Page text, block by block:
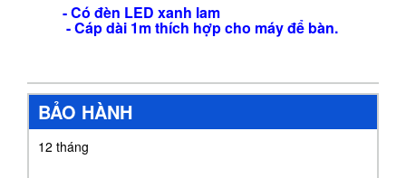
- Có đèn LED xanh lam
- Cáp dài 1m thích hợp cho máy để bàn.
BẢO HÀNH
12 tháng